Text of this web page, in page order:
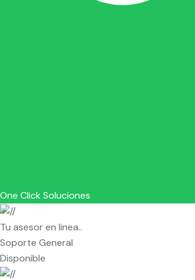
One Click Soluciones
Tu asesor en linea..
Soporte General
Disponible